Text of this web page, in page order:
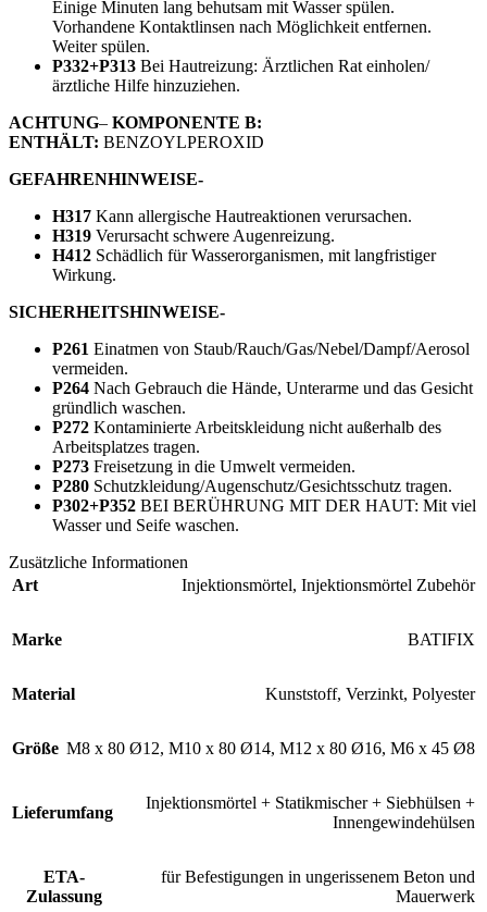
Einige Minuten lang behutsam mit Wasser spülen.
Vorhandene Kontaktlinsen nach Möglichkeit entfernen.
Weiter spülen.
P332+P313 Bei Hautreizung: Ärztlichen Rat einholen/
ärztliche Hilfe hinzuziehen.
ACHTUNG– KOMPONENTE B:
ENTHÄLT: BENZOYLPEROXID
GEFAHRENHINWEISE-
H317 Kann allergische Hautreaktionen verursachen.
H319 Verursacht schwere Augenreizung.
H412 Schädlich für Wasserorganismen, mit langfristiger
Wirkung.
SICHERHEITSHINWEISE-
P261 Einatmen von Staub/Rauch/Gas/Nebel/Dampf/Aerosol
vermeiden.
P264 Nach Gebrauch die Hände, Unterarme und das Gesicht
gründlich waschen.
P272 Kontaminierte Arbeitskleidung nicht außerhalb des
Arbeitsplatzes tragen.
P273 Freisetzung in die Umwelt vermeiden.
P280 Schutzkleidung/Augenschutz/Gesichtsschutz tragen.
P302+P352 BEI BERÜHRUNG MIT DER HAUT: Mit viel
Wasser und Seife waschen.
Zusätzliche Informationen
Art
Injektionsmörtel, Injektionsmörtel Zubehör
Marke BATIFIX
Material Kunststoff, Verzinkt, Polyester
Größe M8 x 80 Ø12, M10 x 80 Ø14, M12 x 80 Ø16, M6 x 45 Ø8
Lieferumfang
Injektionsmörtel + Statikmischer + Siebhülsen +
Innengewindehülsen
ETA-
Zulassung
für Befestigungen in ungerissenem Beton und
Mauerwerk